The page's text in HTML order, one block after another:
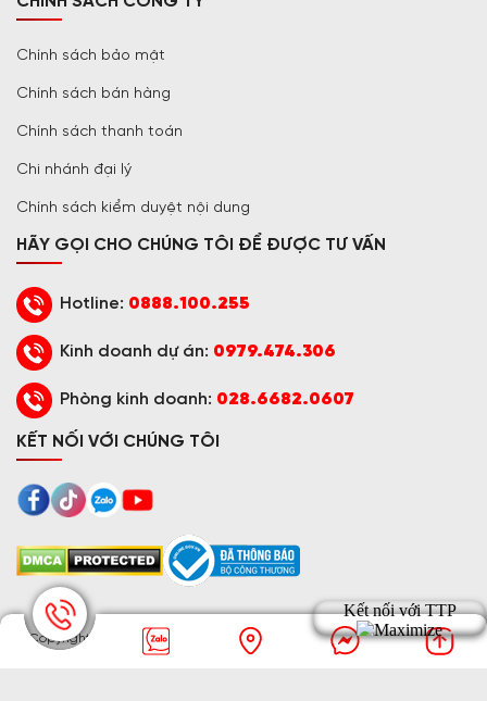
Chính sách bảo mật
Chính sách bán hàng
Chính sách thanh toán
Chi nhánh đại lý
Chính sách kiểm duyệt nội dung
HÃY GỌI CHO CHÚNG TÔI ĐỂ ĐƯỢC TƯ VẤN
Hotline: 0888.100.255
Kinh doanh dự án: 0979.474.306
Phòng kinh doanh: 028.6682.0607
KẾT NỐI VỚI CHÚNG TÔI
© Copyright 2016 - 2026 TRƯỜNG THỊNH PHÁT